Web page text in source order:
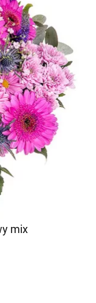
mix